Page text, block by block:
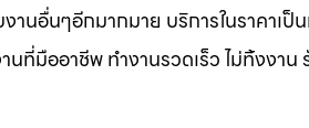
นอื่นๆอีกมากมาย บริการในราคาเป็
ที่มืออาชีพ ทำงานรวดเร็ว ไม่ทิ้งงาน